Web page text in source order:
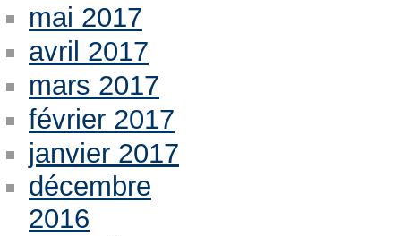
mai 2017
avril 2017
mars 2017
février 2017
janvier 2017
décembre
2016